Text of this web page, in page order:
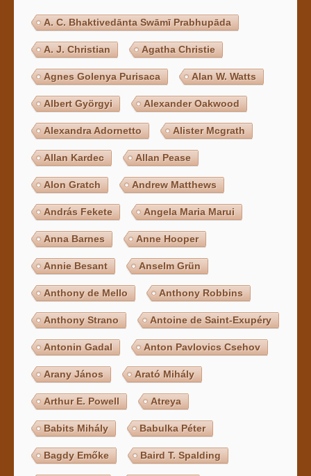
A. C. Bhaktivedānta Swāmī Prabhupāda
A. J. Christian Agatha Christie
Agnes Golenya Purisaca Alan W. Watts
Albert Györgyi Alexander Oakwood
Alexandra Adornetto Alister Mcgrath
Allan Kardec Allan Pease
Alon Gratch Andrew Matthews
András Fekete Angela Maria Marui
Anna Barnes Anne Hooper
Annie Besant Anselm Grün
Anthony de Mello Anthony Robbins
Anthony Strano Antoine de Saint-Exupéry
Antonin Gadal Anton Pavlovics Csehov
Arany János Arató Mihály
Arthur E. Powell Atreya
Babits Mihály Babulka Péter
Bagdy Emőke Baird T. Spalding